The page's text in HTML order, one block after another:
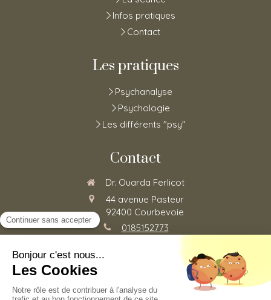
Infos pratiques
Contact
Les pratiques
Psychanalyse
Psychologie
Les différents "psy"
Contact
Dr. Ouarda Ferlicot
44 avenue Pasteur
92400 Courbevoie
0185152773
DuLundiau 8h30 à20h
©2020 Ouarda Ferlicot - Psychothérapie